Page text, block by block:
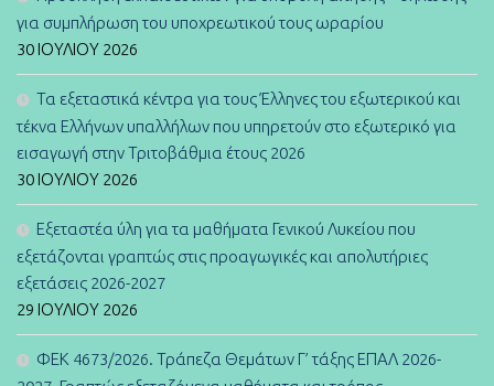
για συμπλήρωση του υποχρεωτικού τους ωραρίου
30 ΙΟΥΛΊΟΥ 2026
Τα εξεταστικά κέντρα για τους Έλληνες του εξωτερικού και
τέκνα Ελλήνων υπαλλήλων που υπηρετούν στο εξωτερικό για
εισαγωγή στην Τριτοβάθμια έτους 2026
30 ΙΟΥΛΊΟΥ 2026
Εξεταστέα ύλη για τα μαθήματα Γενικού Λυκείου που
εξετάζονται γραπτώς στις προαγωγικές και απολυτήριες
εξετάσεις 2026-2027
29 ΙΟΥΛΊΟΥ 2026
ΦΕΚ 4673/2026. Τράπεζα Θεμάτων Γ’ τάξης ΕΠΑΛ 2026-